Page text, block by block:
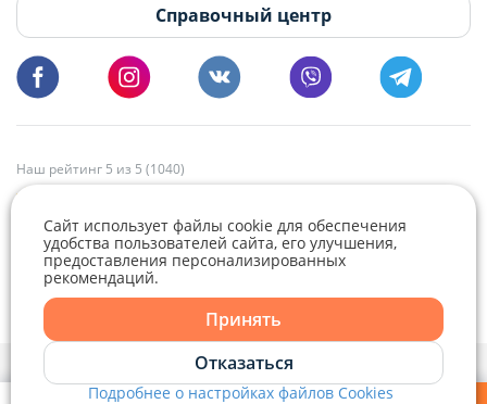
Telegram
Пишите и звоните нам в будние дни с 8:00 до 20:00.
Справочный центр
Наш рейтинг 5 из 5 (1040)
Политика конфиденциальности,
Политика обработки файлов cookieиВыбор настроек Cookie
Сайт использует файлы cookie для обеспечения
удобства пользователей сайта, его улучшения,
предоставления персонализированных
рекомендаций.
Принять
Отказаться
Подробнее о настройках файлов Cookies